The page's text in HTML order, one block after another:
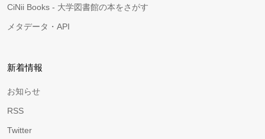
CiNii Books - 大学図書館の本をさがす
メタデータ・API
新着情報
お知らせ
RSS
Twitter